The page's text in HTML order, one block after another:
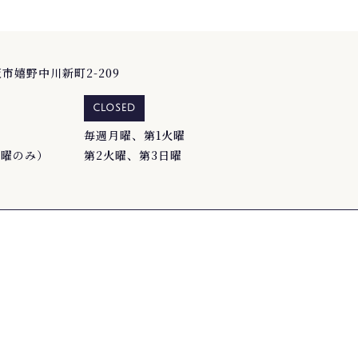
嬉野中川新町2-209
のみ）
CLOSED
毎週月曜、第1火曜
第2火曜、第3日曜